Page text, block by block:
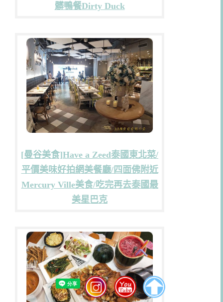
髒鴨餐Dirty Duck
[曼谷美食]Have a Zeed泰國東北菜/
平價美味好拍網美餐廳/四面佛附近
Mercury Ville美食/吃完再去泰國最
美星巴克